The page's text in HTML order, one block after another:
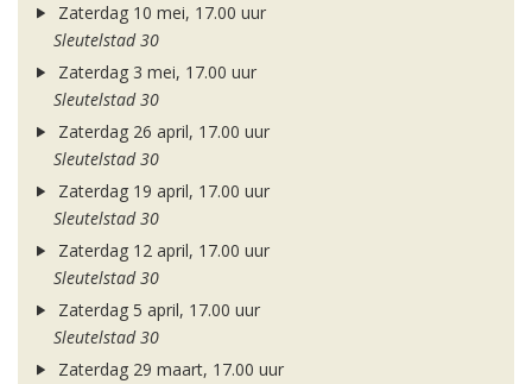
Zaterdag 10 mei, 17.00 uur
Sleutelstad 30
Zaterdag 3 mei, 17.00 uur
Sleutelstad 30
Zaterdag 26 april, 17.00 uur
Sleutelstad 30
Zaterdag 19 april, 17.00 uur
Sleutelstad 30
Zaterdag 12 april, 17.00 uur
Sleutelstad 30
Zaterdag 5 april, 17.00 uur
Sleutelstad 30
Zaterdag 29 maart, 17.00 uur